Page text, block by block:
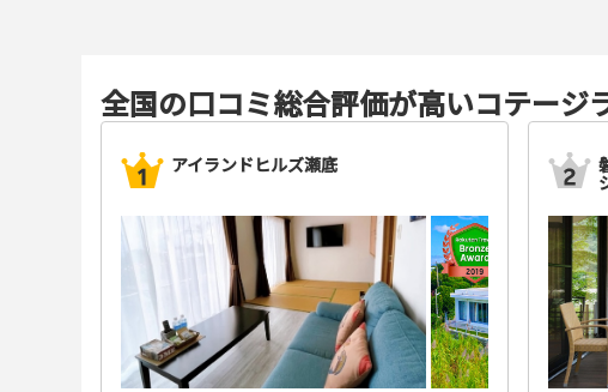
全国の口コミ総合評価が高いコテージ
アイランドヒルズ瀬底